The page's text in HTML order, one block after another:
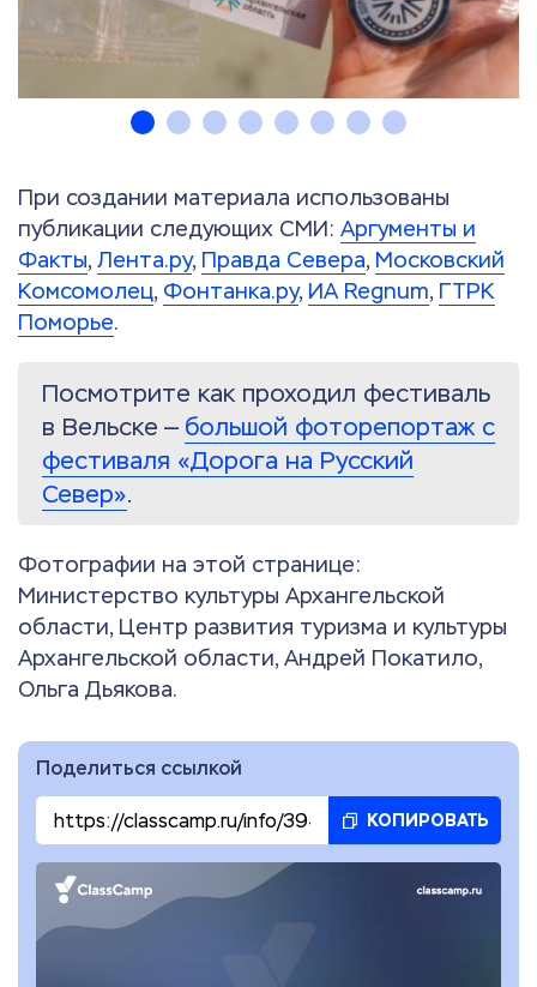
При создании материала использованы
публикации следующих СМИ: Аргументы и
Факты,Лента.ру, Правда Севера, Московский
Комсомолец, Фонтанка.ру, ИА Regnum, ГТРК
Поморье.
Посмотрите как проходил фестиваль
в Вельске — большой фоторепортаж с
фестиваля «Дорога на Русский
Север».
Фотографии на этой странице:
Министерство культуры Архангельской
области, Центр развития туризма и культуры
Архангельской области, Андрей Покатило,
Ольга Дьякова.
Поделиться ссылкой
КОПИРОВАТЬ